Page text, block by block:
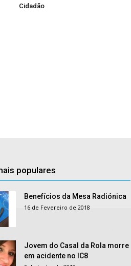
Cidadão
populares
Benefícios da Mesa Radiónica
16 de Fevereiro de 2018
Jovem do Casal da Rola morre
em acidente no IC8